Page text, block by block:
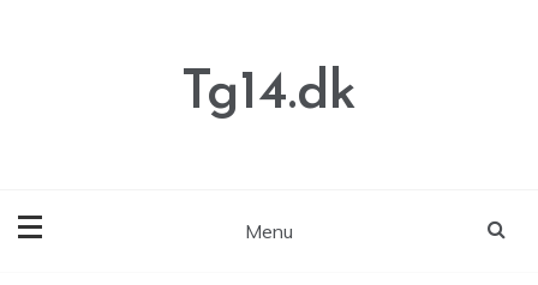
Tg14.dk
Menu